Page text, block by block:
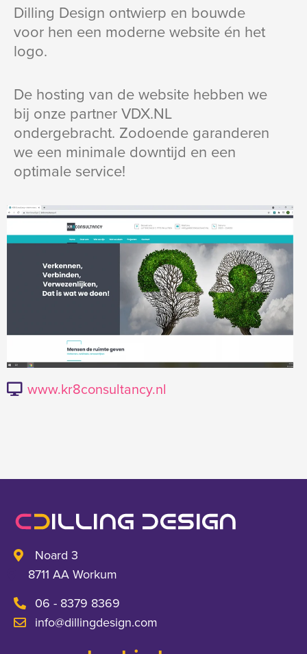
Dilling Design ontwierp en bouwde
voor hen een moderne website én het
logo.
De hosting van de website hebben we
bij onze partner VDX.NL
ondergebracht. Zodoende garanderen
we een minimale downtijd en een
optimale service!
www.kr8consultancy.nl
Noard 3
8711 AA Workum
06 - 8379 8369
info@dillingdesign.com